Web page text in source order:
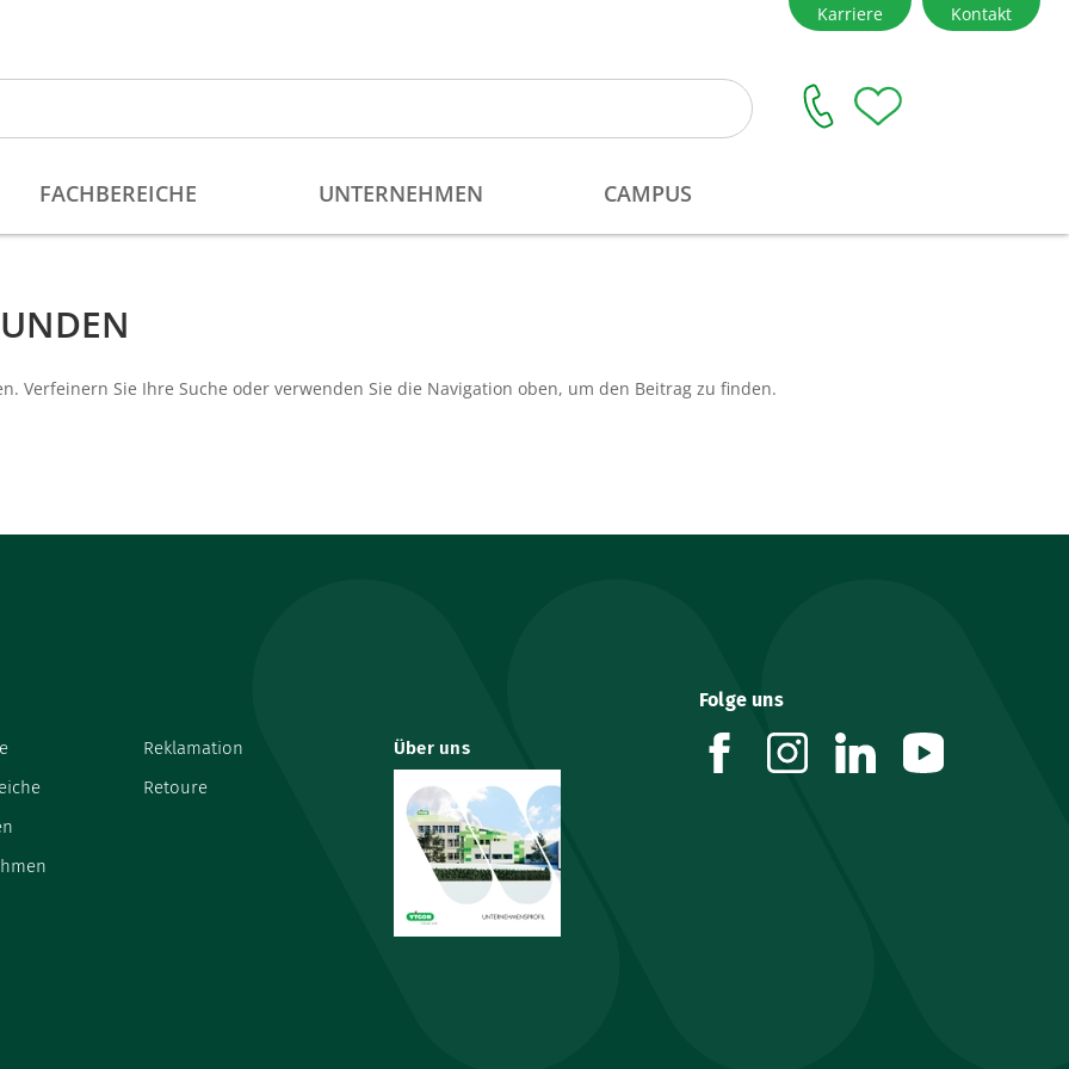
Verfeinern Sie Ihre Suche oder verwenden Sie die Navigation oben, um den Beitrag zu finden.
Reklamation
Retoure
Über uns
Folge uns